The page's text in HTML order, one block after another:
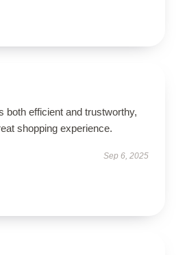
both efficient and trustworthy,
shopping experience.
Sep 6, 2025